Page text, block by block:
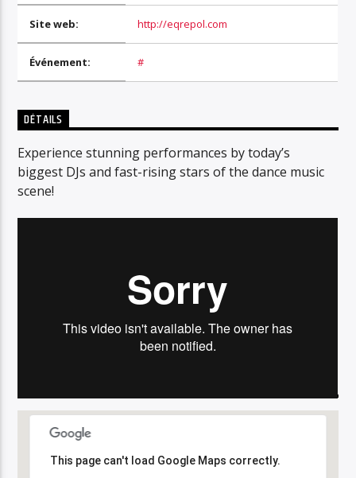
Site web: http://eqrepol.com
Événement: #
DÉTAILS
Experience stunning performances by today’s
biggest DJs and fast-rising stars of the dance music
scene!
This page can't load Google Maps correctly.
This page can't load Google Maps correctly.